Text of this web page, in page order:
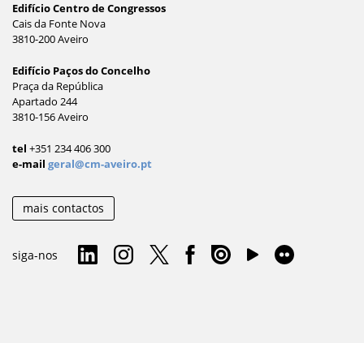
Edifício Centro de Congressos
Cais da Fonte Nova
3810-200 Aveiro
Edifício Paços do Concelho
Praça da República
Apartado 244
3810-156 Aveiro
tel +351 234 406 300
e-mail geral@cm-aveiro.pt
mais contactos
siga-nos